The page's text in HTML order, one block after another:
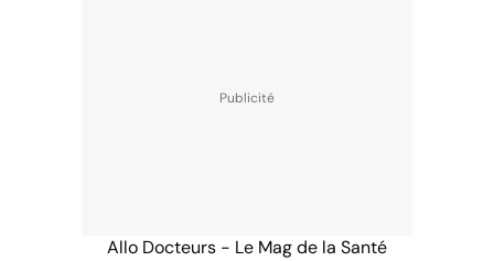
Allo Docteurs - Le Mag de la Santé